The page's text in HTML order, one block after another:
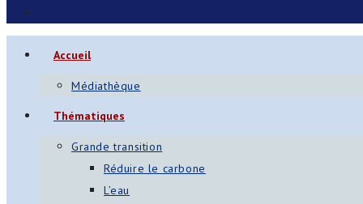
Accueil
Médiathèque
Thématiques
Grande transition
Réduire le carbone
L’eau